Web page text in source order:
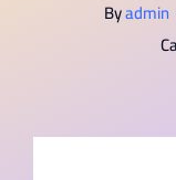
Byadmin